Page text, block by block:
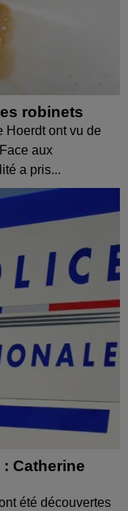
robinets
Hoerdt ont vu de
aux
a pris...
Catherine
été découvertes